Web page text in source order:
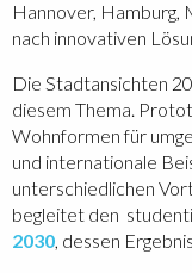
Hannover, Hamburg,
nach innovativen
Die Stadtansichten
diesem Thema.
Wohnformen für
und internationale
unterschiedlichen
begleitet den
2030, dessen